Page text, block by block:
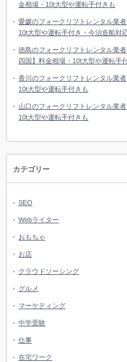
金相場・10t大型や運転手付きも
愛媛のフォークリフトレンタル業
10t大型や運転手付き・今治造船対
徳島のフォークリフトレンタル業
四国】料金相場・10t大型や運転手
香川のフォークリフトレンタル業
10t大型や運転手付きも
山口のフォークリフトレンタル業
10t大型や運転手付きも
カテゴリー
SEO
Webライター
おもちゃ
お店
クラウドソーシング
グルメ
マーケティング
中学受験
仕事
在宅ワーク